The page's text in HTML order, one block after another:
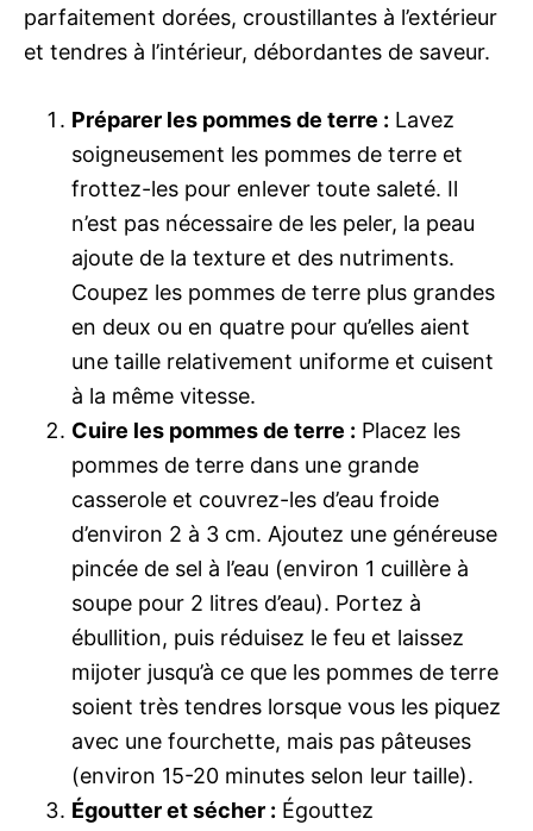
parfaitement dorées, croustillantes à l’extérieur
et tendres à l’intérieur, débordantes de saveur.
Préparer les pommes de terre : Lavez
soigneusement les pommes de terre et
frottez-les pour enlever toute saleté. Il
n’est pas nécessaire de les peler, la peau
ajoute de la texture et des nutriments.
Coupez les pommes de terre plus grandes
en deux ou en quatre pour qu’elles aient
une taille relativement uniforme et cuisent
à la même vitesse.
Cuire les pommes de terre : Placez les
pommes de terre dans une grande
casserole et couvrez-les d’eau froide
d’environ 2 à 3 cm. Ajoutez une généreuse
pincée de sel à l’eau (environ 1 cuillère à
soupe pour 2 litres d’eau). Portez à
ébullition, puis réduisez le feu et laissez
mijoter jusqu’à ce que les pommes de terre
soient très tendres lorsque vous les piquez
avec une fourchette, mais pas pâteuses
(environ 15-20 minutes selon leur taille).
Égoutter et sécher : Égouttez